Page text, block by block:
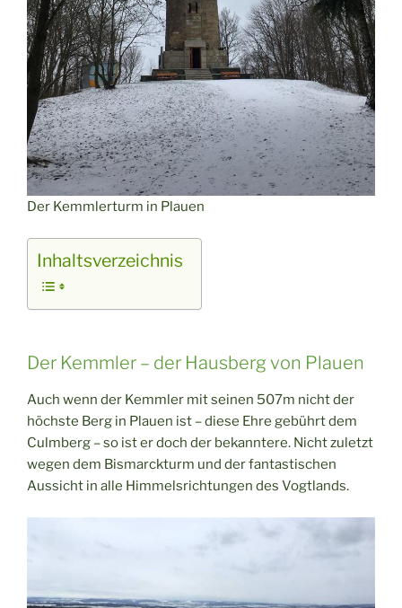
Der Kemmlerturm in Plauen
Inhaltsverzeichnis
Der Kemmler – der Hausberg von Plauen
Auch wenn der Kemmler mit seinen 507m nicht der
höchste Berg in Plauen ist – diese Ehre gebührt dem
Culmberg – so ist er doch der bekanntere. Nicht zuletzt
wegen dem Bismarckturm und der fantastischen
Aussicht in alle Himmelsrichtungen des Vogtlands.